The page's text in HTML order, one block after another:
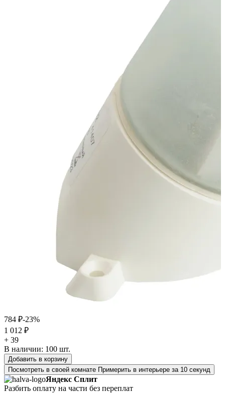
784 ₽-23%
1 012 ₽
+ 39
В наличии: 100 шт.
Добавить в корзину
Посмотреть в своей комнате Примерить в интерьере за 10 секунд
Яндекс Сплит
Разбить оплату на части без переплат